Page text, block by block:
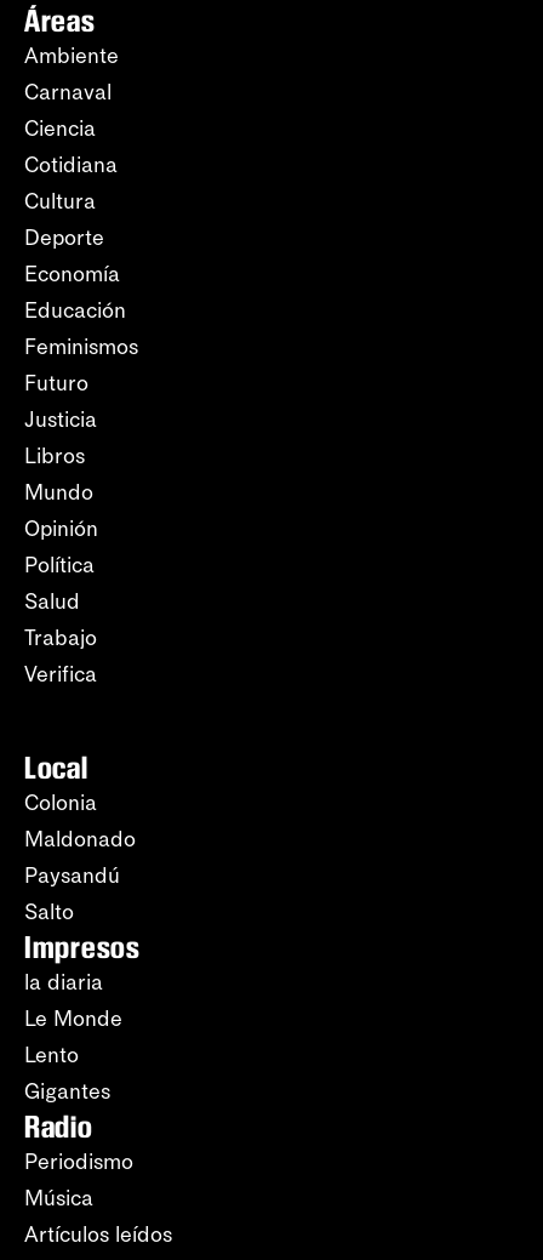
Áreas
Ambiente
Carnaval
Ciencia
Cotidiana
Cultura
Deporte
Economía
Educación
Feminismos
Futuro
Justicia
Libros
Mundo
Opinión
Política
Salud
Trabajo
Verifica
Local
Colonia
Maldonado
Paysandú
Salto
Impresos
la diaria
Le Monde
Lento
Gigantes
Radio
Periodismo
Música
Artículos leídos